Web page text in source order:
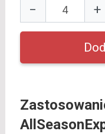
− +